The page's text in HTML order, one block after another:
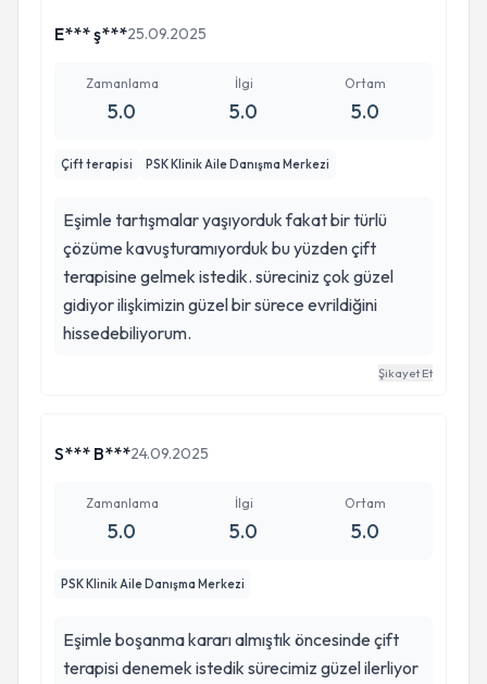
E*** ş***25.09.2025
Zamanlama
5.0
İlgi
5.0
Ortam
5.0
Çift terapisi PSK Klinik Aile Danışma Merkezi
Eşimle tartışmalar yaşıyorduk fakat bir türlü
çözüme kavuşturamıyorduk bu yüzden çift
terapisine gelmek istedik. süreciniz çok güzel
gidiyor ilişkimizin güzel bir sürece evrildiğini
hissedebiliyorum.
Şikayet Et
S*** B***24.09.2025
Zamanlama
5.0
İlgi
5.0
Ortam
5.0
PSK Klinik Aile Danışma Merkezi
Eşimle boşanma kararı almıştık öncesinde çift
terapisi denemek istedik sürecimiz güzel ilerliyor